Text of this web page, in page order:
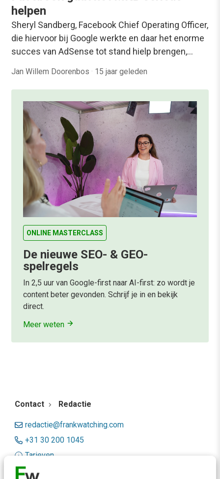
helpen
Sheryl Sandberg, Facebook Chief Operating Officer,
die hiervoor bij Google werkte en daar het enorme
succes van AdSense tot stand hielp brengen,…
Jan Willem Doorenbos · 15 jaar geleden
ONLINE MASTERCLASS
De nieuwe SEO- & GEO-
spelregels
In 2,5 uur van Google-first naar AI-first: zo wordt je
content beter gevonden. Schrijf je in en bekijk
direct.
Meer weten
Contact Redactie
redactie@frankwatching.com
+31 30 200 1045
Tarieven
Meer contactopties